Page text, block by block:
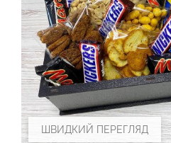
ШВИДКИЙ ПЕРЕГЛЯД